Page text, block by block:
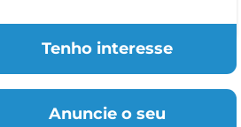
Tenho interesse
Anuncie o seu